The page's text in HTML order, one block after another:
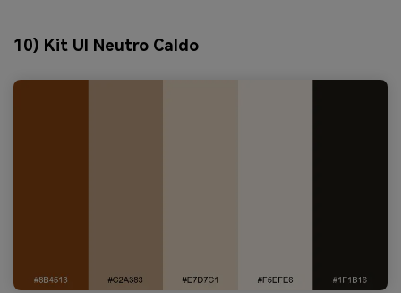
10) Kit UI Neutro Caldo